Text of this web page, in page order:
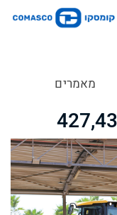
מאמרים